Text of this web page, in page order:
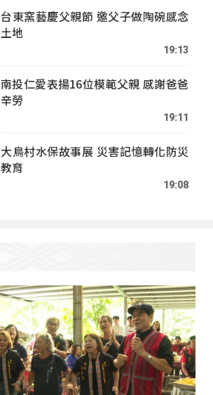
台東窯藝慶父親節 邀父子做陶碗感念
土地
19:13
南投仁愛表揚16位模範父親 感謝爸爸
辛勞
19:11
大鳥村水保故事展 災害記憶轉化防災
教育
19:08